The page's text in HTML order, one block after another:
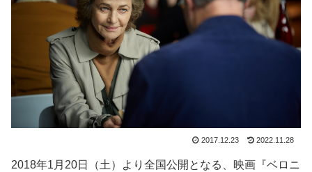
2017.12.23 2022.11.28
2018年1月20日（土）より全国公開となる、映画『ベロニ